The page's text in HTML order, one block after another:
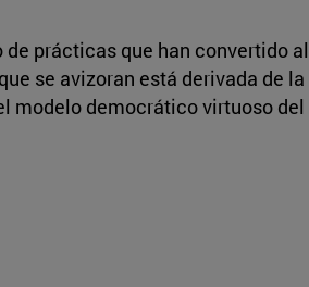
prácticas que han convertido
se avizoran está derivada de
democrático virtuoso